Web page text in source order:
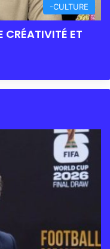
-CULTURE
CRÉATIVITÉ ET